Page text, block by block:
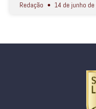
Redação 14 de junho de